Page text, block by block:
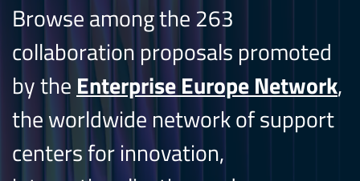
Browse among the 263
collaboration proposals promoted
by the Enterprise Europe Network,
the worldwide network of support
centers for innovation,